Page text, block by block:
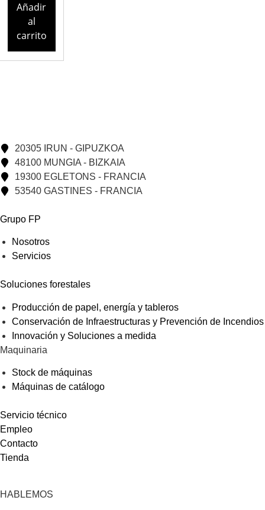
Añadir
al
carrito
20305 IRUN - GIPUZKOA
48100 MUNGIA - BIZKAIA
19300 EGLETONS - FRANCIA
53540 GASTINES - FRANCIA
Grupo FP
Nosotros
Servicios
Soluciones forestales
Producción de papel, energía y tableros
Conservación de Infraestructuras y Prevención de Incendios
Innovación y Soluciones a medida
Maquinaria
Stock de máquinas
Máquinas de catálogo
Servicio técnico
Empleo
Contacto
Tienda
HABLEMOS